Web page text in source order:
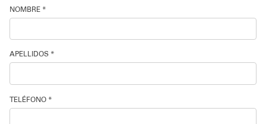
Consumibles
Solicita información
Soporte técnico
NOMBRE *
APELLIDOS *
TELÉFONO *